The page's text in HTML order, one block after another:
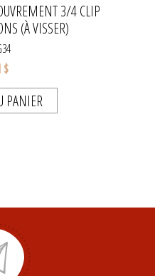
3/4 CLIP
(À VISSER)
$
PANIER